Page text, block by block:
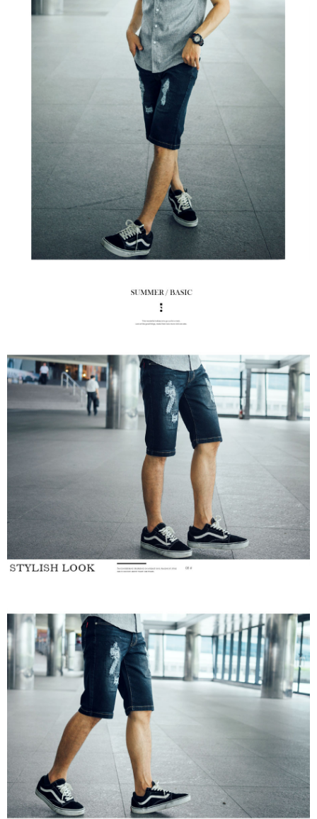
１．透過由恩沛科技股份有限公司提供之「AFTEE先享後付」服務完成之交
易，需依本服務之必要範圍內提供個人資料，並將交易相關給付款項請求債
權轉讓予恩沛科技股份有限公司。
２．關於個人資料處理事宜，請瀏覽以下網址：
３．未成年的使用者請事先徵得法定代理人或監護人之同意方可使用
「AFTEE先享後付」，若未經同意申辦者引起之損失，本公司不負相關責
４．使用「AFTEE先享後付」時，將依據個別帳號之用戶狀況，依本公司即
時審查核予不同之上限額度；若仍有額度不足之情形，本公司將視審查結果
請求用戶進行身份認證。
５．嚴禁一人註冊多個帳號或使用他人資訊註冊。若發現惡意使用之情形，
恩沛科技股份有限公司將有權停止該用戶之使用額度並採取法律行動。
每筆NT$120，滿NT$3,000(含以上)免運費